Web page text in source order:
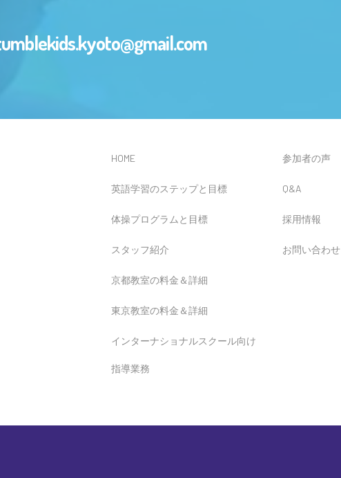
HOME
英語学習のステップと目標
体操プログラムと目標
スタッフ紹介
京都教室の料金＆詳細
東京教室の料金＆詳細
インターナショナルスクール向け
指導業務
参加者の声
Q&A
採用情報
お問い合わせ